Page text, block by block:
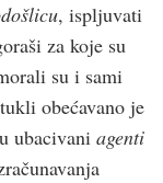
, ispljuvati
za koje su
su i sami
obećavano je
ubacivani agenti